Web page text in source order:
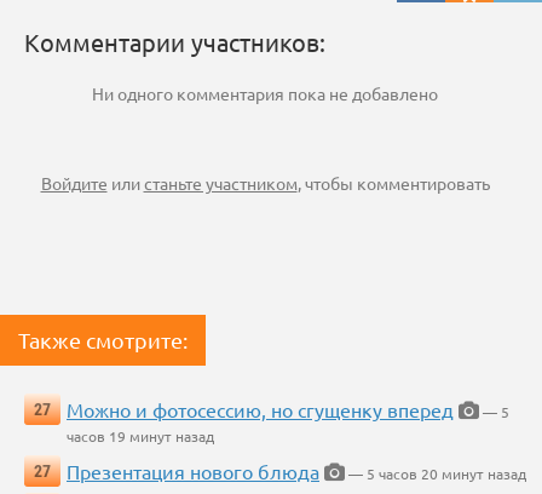
Комментарии участников:
Ни одного комментария пока не добавлено
Войдите илистаньте участником, чтобы комментировать
Также смотрите:
27 Можно и фотосессию, но сгущенку вперед
— 5
часов 19 минут назад
27
Презентация нового блюда
— 5 часов 20 минут назад